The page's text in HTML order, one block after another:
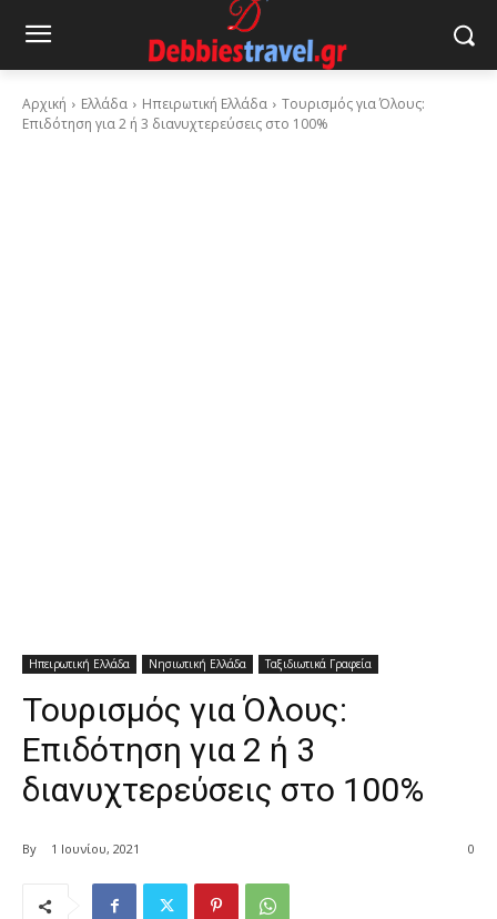
Αρχική Ελλάδα Ηπειρωτική Ελλάδα
Τουρισμός για Όλους:
Επιδότηση για 2 ή 3 διανυχτερεύσεις στο 100%
Ηπειρωτική Ελλάδα Νησιωτική Ελλάδα Ταξιδιωτικά Γραφεία
Τουρισμός για Όλους:
Επιδότηση για 2 ή 3
διανυχτερεύσεις στο 100%
By 1 Ιουνίου, 2021 0